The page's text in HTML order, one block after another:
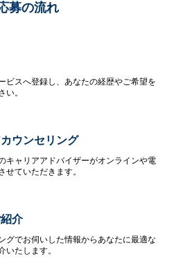
募の流れ
ビスへ登録し、あなたの経歴やご希望を
い。
ウンセリング
キャリアアドバイザーがオンラインや電
せていただきます。
介
グでお伺いした情報からあなたに最適な
いたします。